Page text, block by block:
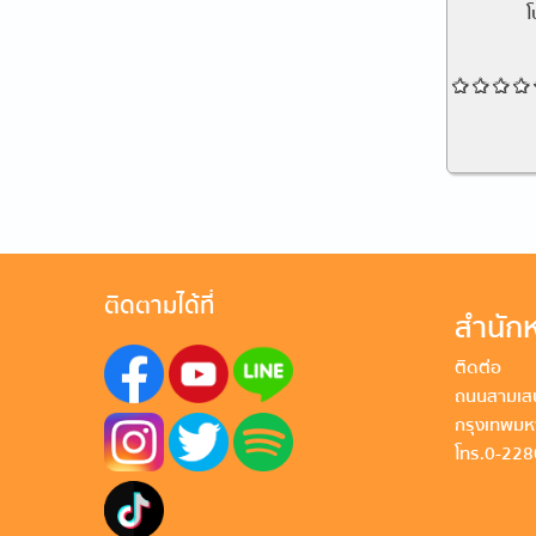
ติดตามได้ที่ สำนัก
ติดต่อ
ถนนสามเ
กรุงเทพม
โทร. 0-